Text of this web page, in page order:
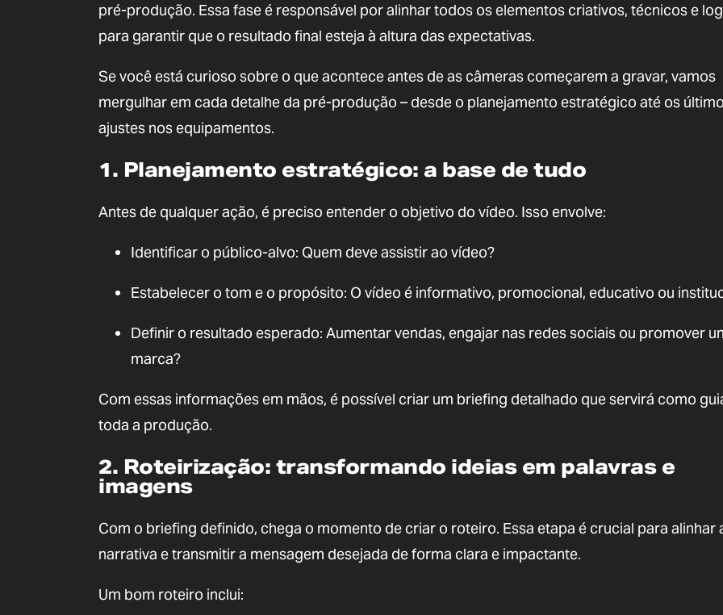
pré-produção. Essa fase é responsável por alinhar todos os elementos criativos, técnicos e
para garantir que o resultado final esteja à altura das expectativas.
Se você está curioso sobre o que acontece antes de as câmeras começarem a gravar, vamos
mergulhar em cada detalhe da pré-produção – desde o planejamento estratégico até os
ajustes nos equipamentos.
1. Planejamento estratégico: a base de tudo
Antes de qualquer ação, é preciso entender o objetivo do vídeo. Isso envolve:
Identificar o público-alvo: Quem deve assistir ao vídeo?
Estabelecer o tom e o propósito: O vídeo é informativo, promocional, educativo ou
Definir o resultado esperado: Aumentar vendas, engajar nas redes sociais ou promover
marca?
Com essas informações em mãos, é possível criar um briefing detalhado que servirá como
toda a produção.
2. Roteirização: transformando ideias em palavras e
imagens
Com o briefing definido, chega o momento de criar o roteiro. Essa etapa é crucial para alinhar
narrativa e transmitir a mensagem desejada de forma clara e impactante.
Um bom roteiro inclui: